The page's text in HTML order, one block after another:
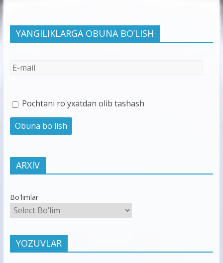
YANGILIKLARGA OBUNA BO’LISH
Pochtani ro'yxatdan olib tashash
ARXIV
Bo'limlar
YOZUVLAR